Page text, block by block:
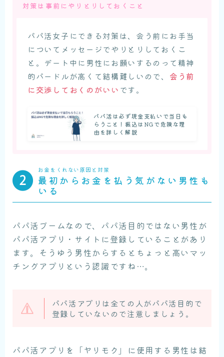
対策は事前にやりとりしておくこと
パパ活女子にできる対策は、会う前にお手当
についてメッセージでやりとりしておくこ
と。デート中に男性にお願いするのって精神
的パードルが高くて結構難しいので、 会う前
に交渉しておくのがいい です。
パパ活は必ず現金支払いで当日も
らうこと！振込はNGで危険な理
由を詳しく解説
お金をくれない原因と対策
最初からお金を払う気がない男性も
いる
パパ活ブームなので、パパ活目的ではない男性が
パパ活アプリ・サイトに登録していることがあり
ます。そうゆう男性からするとちょっと高いマッ
チングアプリという認識ですね…。
パパ活アプリは全ての人がパパ活目的で
登録していないので注意しましょう。
パパ活アプリを「ヤリモク」に使用する男性は結